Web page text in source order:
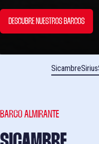
DESCUBRE NUESTROS BARCOS
SicambreSirius
BARCO ALMIRANTE